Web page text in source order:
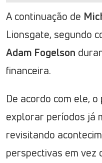
A continuação de
Lionsgate, segundo
Adam Fogelson
financeira.
De acordo com ele,
explorar períodos já
revisitando
perspectivas em vez